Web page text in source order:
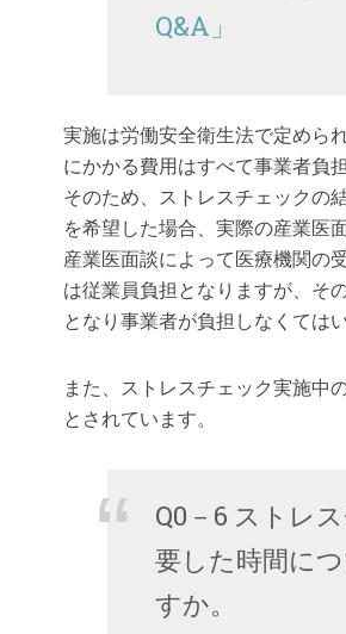
Q&A」
実施は労働安全衛生法で定めら
にかかる費用はすべて事業者負
そのため、ストレスチェックの
を希望した場合、実際の産業医
産業医面談によって医療機関の
は従業員負担となりますが、そ
となり事業者が負担しなくては
また、ストレスチェック実施中
とされています。
Q0－6 ストレ
要した時間に
すか。